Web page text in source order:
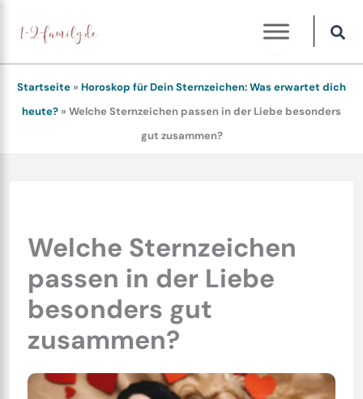
Inhalt
springen
Startseite » Horoskop für Dein Sternzeichen: Was erwartet dich
heute? » Welche Sternzeichen passen in der Liebe besonders
gut zusammen?
Welche Sternzeichen
passen in der Liebe
besonders gut
zusammen?